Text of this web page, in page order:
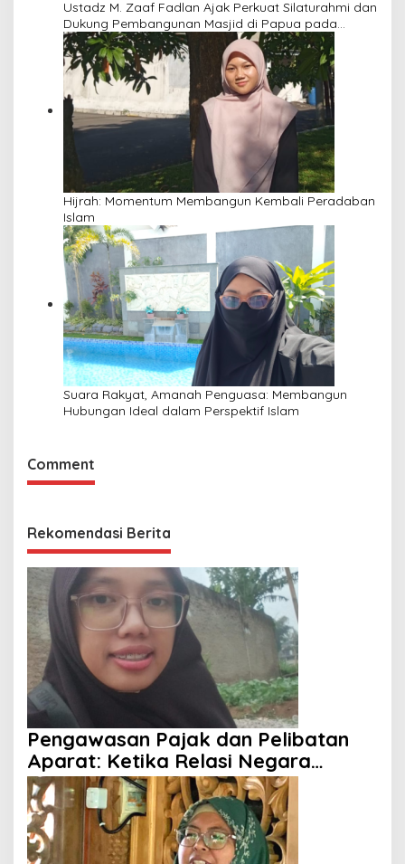
Ustadz M. Zaaf Fadlan Ajak Perkuat Silaturahmi dan
Dukung Pembangunan Masjid di Papua pada
Pengajian Yayasan Alimbas Insan Cita
Hijrah: Momentum Membangun Kembali Peradaban
Islam
Suara Rakyat, Amanah Penguasa: Membangun
Hubungan Ideal dalam Perspektif Islam
Comment
Rekomendasi Berita
Pengawasan Pajak dan Pelibatan
Aparat: Ketika Relasi Negara
dengan Rakyat Dipertanyakan